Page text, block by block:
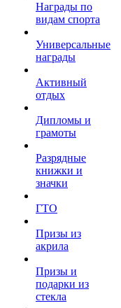
Награды по
видам спорта
Универсальные
награды
Активный
отдых
Дипломы и
грамоты
Разрядные
книжки и
значки
ГТО
Призы из
акрила
Призы и
подарки из
стекла